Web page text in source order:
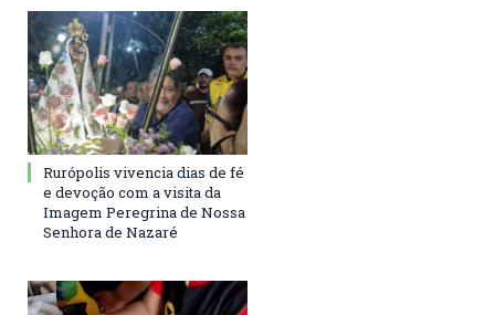
Rurópolis vivencia dias de fé
e devoção com a visita da
Imagem Peregrina de Nossa
Senhora de Nazaré